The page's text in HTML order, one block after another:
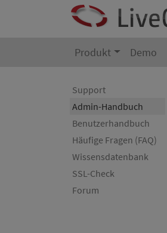
Produkt Demo
Support
Admin-Handbuch
Benutzerhandbuch
Häufige Fragen (FAQ)
Wissensdatenbank
SSL-Check
Forum